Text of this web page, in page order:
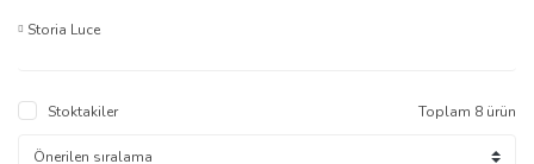
Storia Luce
Stoktakiler Toplam 8 ürün